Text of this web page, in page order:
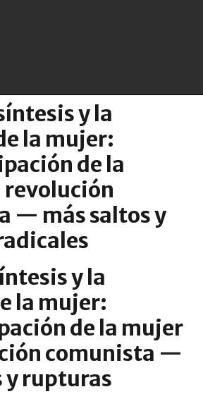
y la
la mujer:
de la
revolución
— más saltos y
y la
la mujer:
de la mujer
comunista —
y rupturas